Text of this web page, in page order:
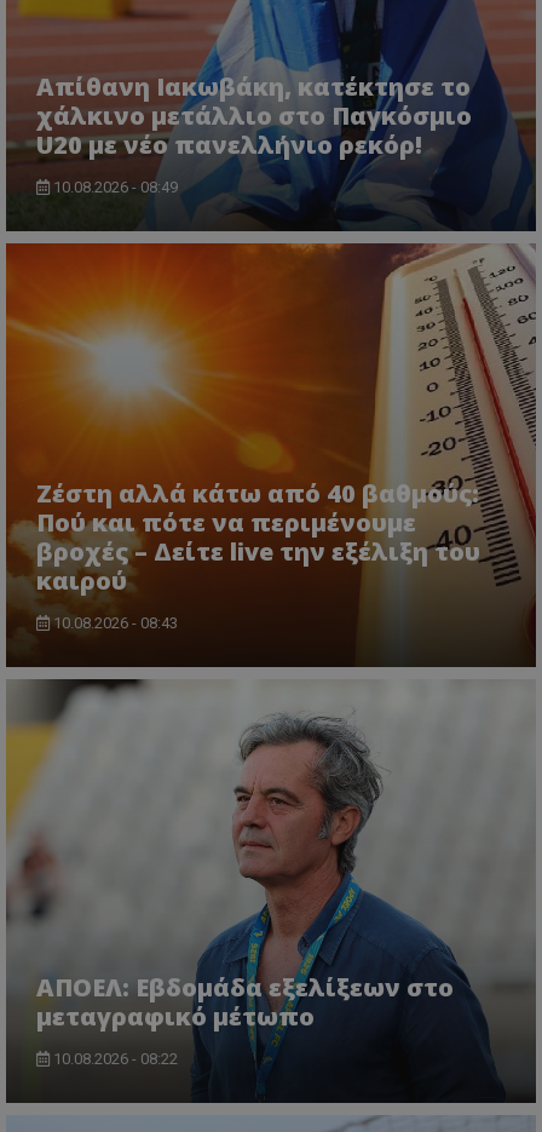
Απίθανη Ιακωβάκη, κατέκτησε το
χάλκινο μετάλλιο στο Παγκόσμιο
U20 με νέο πανελλήνιο ρεκόρ!
10.08.2026 - 08:49
Ζέστη αλλά κάτω από 40 βαθμούς:
Πού και πότε να περιμένουμε
βροχές – Δείτε live την εξέλιξη του
καιρού
10.08.2026 - 08:43
ΑΠΟΕΛ: Εβδομάδα εξελίξεων στο
μεταγραφικό μέτωπο
10.08.2026 - 08:22